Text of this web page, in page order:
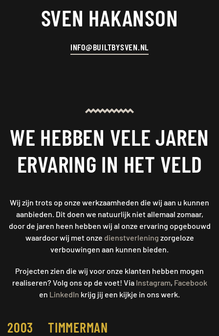
SVEN HAKANSON
INFO@BUILTBYSVEN.NL
WE HEBBEN VELE JAREN
ERVARING IN HET VELD
Wij zijn trots op onze werkzaamheden die wij aan u kunnen
aanbieden. Dit doen we natuurlijk niet allemaal zomaar,
door de jaren heen hebben wij al onze ervaring opgebouwd
waardoor wij met onze dienstverlening zorgeloze
verbouwingen aan kunnen bieden.
Projecten zien die wij voor onze klanten hebben mogen
realiseren? Volg ons op de voet! Via Instagram, Facebook
en LinkedIn krijg jij een kijkje in ons werk.
2003 TIMMERMAN